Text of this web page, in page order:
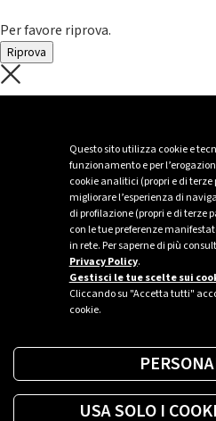
Questo sito utilizza cookie e
funzionamento e per
cookie analitici (propri e di
migliorare l’esperienza di
di profilazione (propri e di terze
con le tue preferenze
in rete. Per saperne di più
Privacy Policy.
Gestisci le tue scelte sui
Cliccando su "Accetta tutti"
cookie.
USA SOLO I
Per favore riprova.
Riprova
C'è un problema
Per favore riprova piú tardi
Sei
Trova la soluzione
Richiedi una